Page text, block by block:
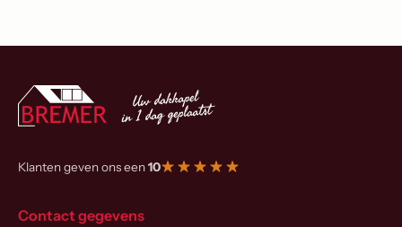
Klanten geven ons een10
Contact gegevens